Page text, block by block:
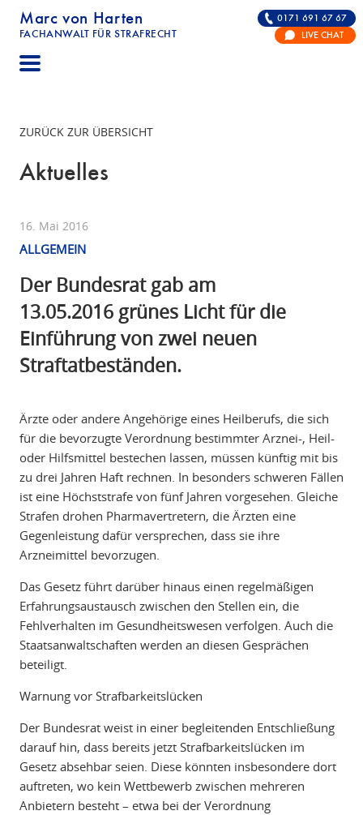
Marc von Harten
FACHANWALT FÜR STRAFRECHT
STRAFRECHT | RECHTSANWALT FÜR DIE
0171 691 67 67
LIVE CHAT
ZURÜCK ZUR ÜBERSICHT
Aktuelles
16. Mai 2016
ALLGEMEIN
Der Bundesrat gab am
13.05.2016 grünes Licht für die
Einführung von zwei neuen
Straftatbeständen.
Ärzte oder andere Angehörige eines Heilberufs, die sich
für die bevorzugte Verordnung bestimmter Arznei-, Heil-
oder Hilfsmittel bestechen lassen, müssen künftig mit bis
zu drei Jahren Haft rechnen. In besonders schweren Fällen
ist eine Höchststrafe von fünf Jahren vorgesehen. Gleiche
Strafen drohen Pharmavertretern, die Ärzten eine
Gegenleistung dafür versprechen, dass sie ihre
Arzneimittel bevorzugen.
Das Gesetz führt darüber hinaus einen regelmäßigen
Erfahrungsaustausch zwischen den Stellen ein, die
Fehlverhalten im Gesundheitswesen verfolgen. Auch die
Staatsanwaltschaften werden an diesen Gesprächen
beteiligt.
Warnung vor Strafbarkeitslücken
Der Bundesrat weist in einer begleitenden Entschließung
darauf hin, dass bereits jetzt Strafbarkeitslücken im
Gesetz absehbar seien. Diese könnten insbesondere dort
auftreten, wo kein Wettbewerb zwischen mehreren
Anbietern besteht – etwa bei der Verordnung